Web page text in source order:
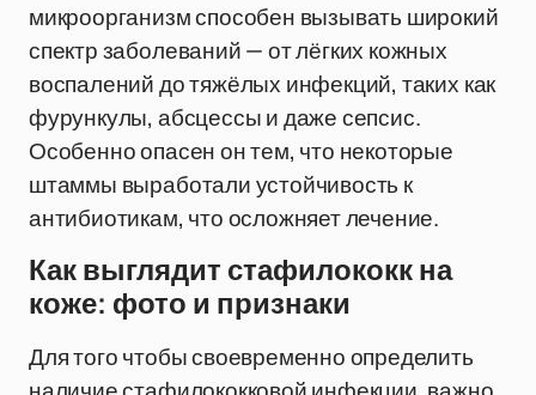
микроорганизм способен вызывать широкий
спектр заболеваний — от лёгких кожных
воспалений до тяжёлых инфекций, таких как
фурункулы, абсцессы и даже сепсис.
Особенно опасен он тем, что некоторые
штаммы выработали устойчивость к
антибиотикам, что осложняет лечение.
Как выглядит стафилококк на
коже: фото и признаки
Для того чтобы своевременно определить